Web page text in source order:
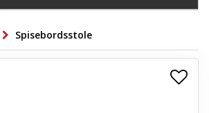
+
+
Spisebordsstole